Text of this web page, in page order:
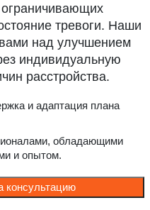
ограничивающих
тревоги. Наши
над улучшением
индивидуальную
расстройства.
и адаптация плана
обладающими
и опытом.
консультацию